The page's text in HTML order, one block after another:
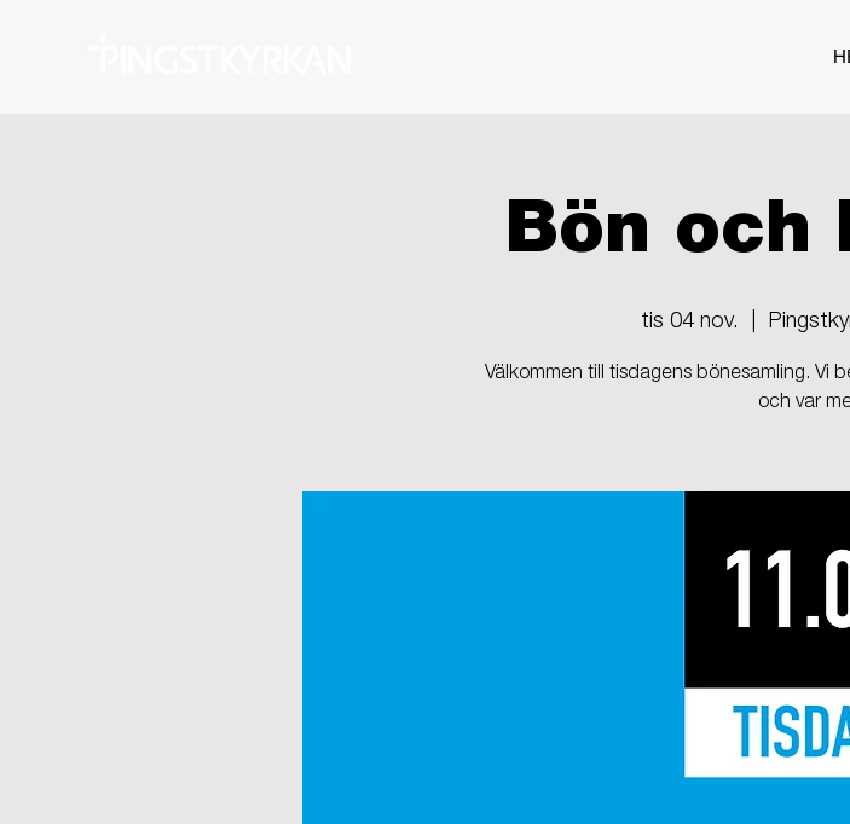
Bön och
tis 04 nov.
Välkommen till tisdagens bönesamling. Vi
och var